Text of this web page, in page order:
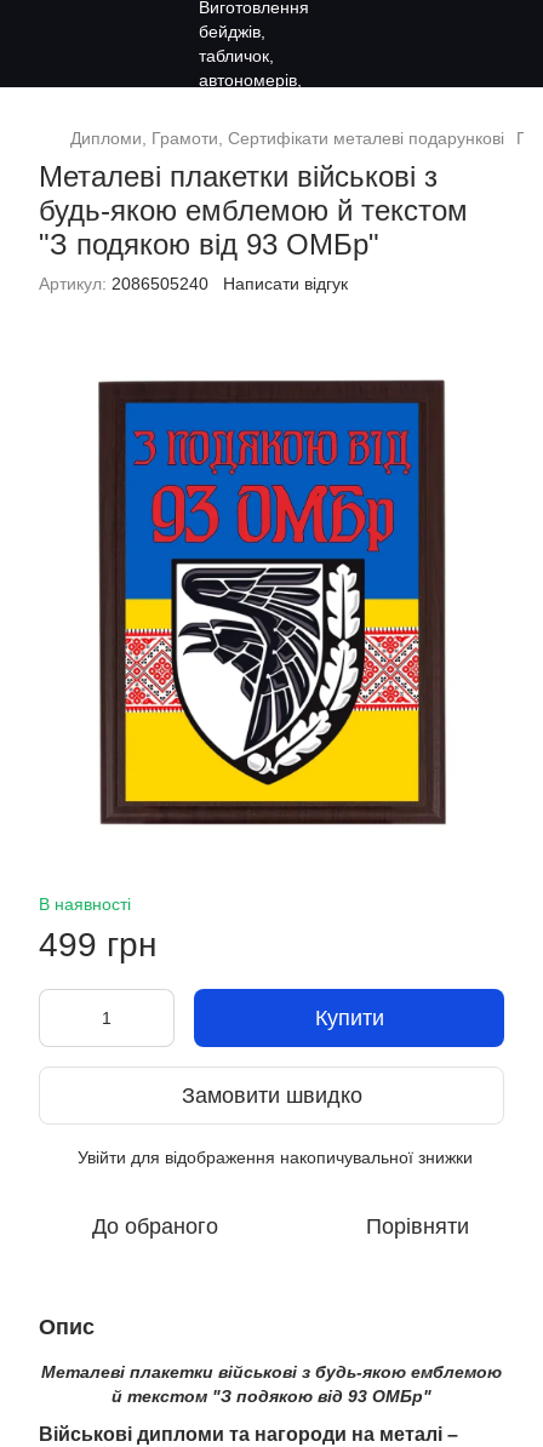
Дипломи, Грамоти, Сертифікати металеві подарункові
Металеві плакетки військові з
будь-якою емблемою й текстом
"З подякою від 93 ОМБр"
Артикул: 2086505240 Написати відгук
В наявності
499 грн
Купити
Замовити швидко
Увійти для відображення накопичувальної знижки
До обраного Порівняти
Опис
Металеві плакетки військові з будь-якою емблемою
й текстом "З подякою від 93 ОМБр"
Військові дипломи та нагороди на металі –